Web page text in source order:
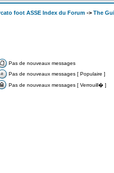
foot ASSE Index du Forum -> The
Pas de nouveaux messages
Pas de nouveaux messages [ Populaire ]
Pas de nouveaux messages [ Verrouill� ]